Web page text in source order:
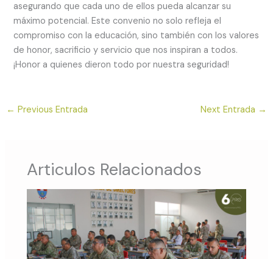
asegurando que cada uno de ellos pueda alcanzar su
máximo potencial. Este convenio no solo refleja el
compromiso con la educación, sino también con los valores
de honor, sacrificio y servicio que nos inspiran a todos.
¡Honor a quienes dieron todo por nuestra seguridad!
← Previous Entrada Next Entrada →
Articulos Relacionados